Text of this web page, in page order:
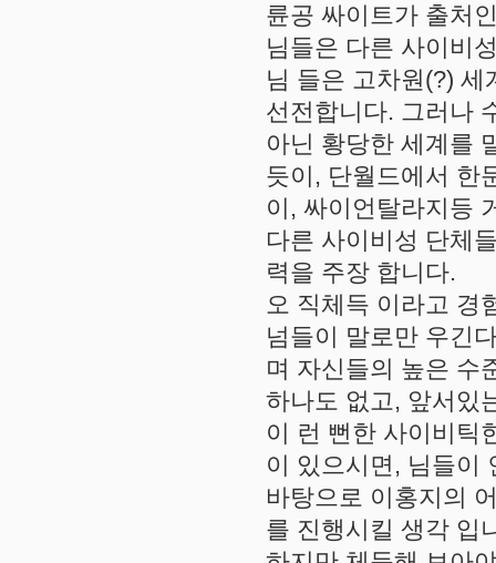
륜공 싸이트가 출처
님들은 다른 사이비
님 들은 고차원(?)
선전합니다. 그러나
아닌 황당한 세계를
듯이, 단월드에서 한
이, 싸이언탈라지등
다른 사이비성 단체
력을 주장 합니다.
오 직체득 이라고 경
넘들이 말로만 우긴
며 자신들의 높은 수
하나도 없고, 앞서있
이 런 뻔한 사이비틱
이 있으시면, 님들이
바탕으로 이홍지의
를 진행시킬 생각 입